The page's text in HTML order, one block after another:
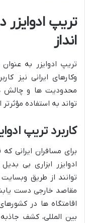
تریپ
انداز
تریپ ادوایزر به
وکارهای ایرانی نیز
محدودیت ها و چالش
تواند به استفاده
کاربرد تریپ
برای مسافران ایرانی
ادوایزر ابزاری بی
توانند از طریق
مقاصد خارجی دست
اقامتگاه ها در
بین المللی، کشف